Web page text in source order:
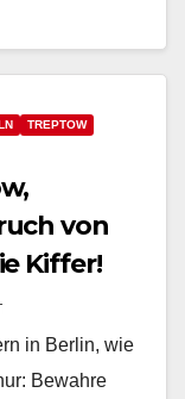
TREPTOW
von
Kiffer!
in Berlin, wie
Bewahre